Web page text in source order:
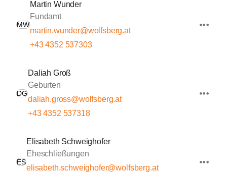
MW
Martin Wunder
Fundamt
martin.wunder@wolfsberg.at
+43 4352 537303
DG
Daliah Groß
Geburten
daliah.gross@wolfsberg.at
+43 4352 537318
ES
Elisabeth Schweighofer
Eheschließungen
elisabeth.schweighofer@wolfsberg.at